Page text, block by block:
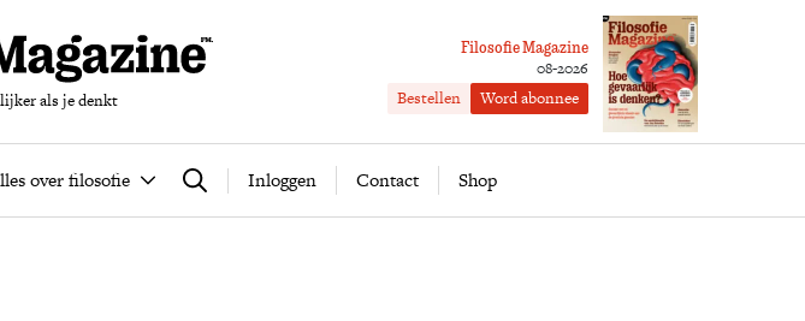
als je denkt
Filosofie Magazine
08-2026
Bestellen Word abonnee
over filosofie Zoeken Inloggen Contact Shop
Shortread Alles over filosofie Word abonnee